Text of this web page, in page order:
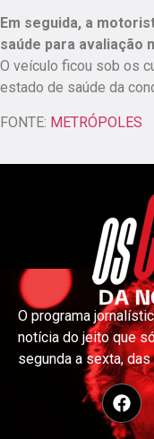
Em seguida, a
saúde para avaliação
O veículo ficou sob os
estado de saúde da
FONTE: METRÓPOLES
O programa
notícia do jeito que
segunda a sexta,